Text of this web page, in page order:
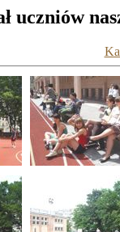
uczniów